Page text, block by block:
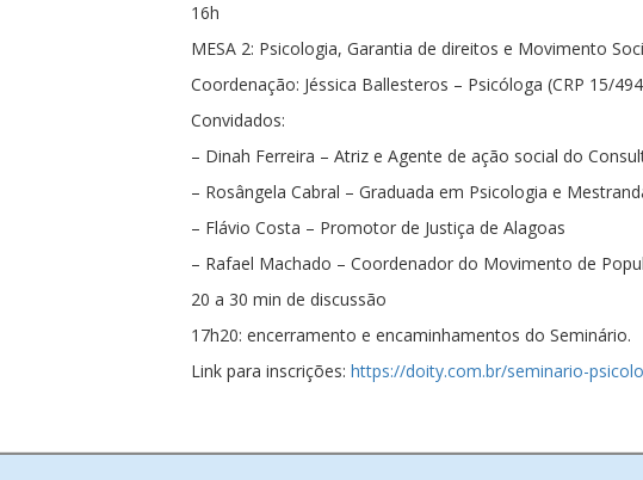
16h
MESA 2: Psicologia, Garantia de direitos e Movimento
Coordenação: Jéssica Ballesteros – Psicóloga (CRP 15/
Convidados:
– Dinah Ferreira – Atriz e Agente de ação social do
– Rosângela Cabral – Graduada em Psicologia e
– Flávio Costa – Promotor de Justiça de Alagoas
– Rafael Machado – Coordenador do Movimento de
20 a 30 min de discussão
17h20: encerramento e encaminhamentos do Seminário.
Link para inscrições: https://doity.com.br/seminario-